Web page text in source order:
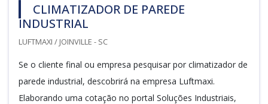
CLIMATIZADOR DE PAREDE
INDUSTRIAL
LUFTMAXI / JOINVILLE - SC
Se o cliente final ou empresa pesquisar por climatizador de
parede industrial, descobrirá na empresa Luftmaxi.
Elaborando uma cotação no portal Soluções Industriais,